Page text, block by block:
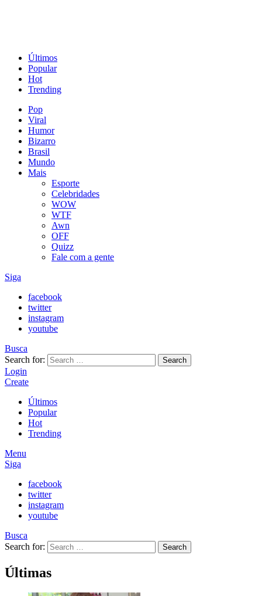
Últimos
Popular
Hot
Trending
Pop
Viral
Humor
Bizarro
Brasil
Mundo
Mais
Esporte
Celebridades
WOW
WTF
Awn
OFF
Quizz
Fale com a gente
Siga
facebook
twitter
instagram
youtube
Busca
Search for:
Search
Login
Create
Últimos
Popular
Hot
Trending
Menu
Siga
facebook
twitter
instagram
youtube
Busca
Search for:
Search
Últimas